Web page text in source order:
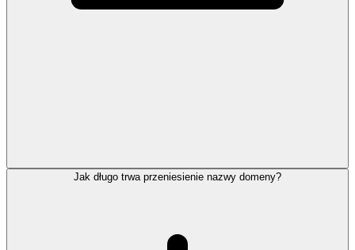
Jak długo trwa przeniesienie nazwy domeny?